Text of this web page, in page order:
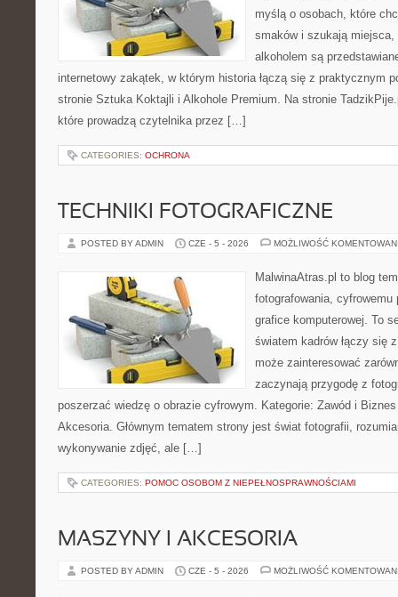
myślą o osobach, które
smaków i szukają
alkoholem są
internetowy zakątek, w którym historia łączą się z praktycznym
stronie Sztuka Koktajli i Alkohole Premium. Na stronie
które prowadzą czytelnika przez […]
CATEGORIES: OCHRONA
TECHNIKI FOTOGRAFICZNE
POSTED BY ADMIN CZE - 5 - 2026 MOŻLIWOŚĆ
MalwinaAtras.pl to blog
fotografowania, cyfrowemu
grafice komputerowej. To
światem kadrów łączy się
może zainteresować
zaczynają przygodę z
poszerzać wiedzę o obrazie cyfrowym. Kategorie: Zawód i
Akcesoria. Głównym tematem strony jest świat fotografii,
wykonywanie zdjęć, ale […]
CATEGORIES: POMOC OSOBOM Z NIEPEŁNOSPRAWNOŚCIAMI
MASZYNY I AKCESORIA
POSTED BY ADMIN CZE - 5 - 2026 MOŻLIWOŚĆ